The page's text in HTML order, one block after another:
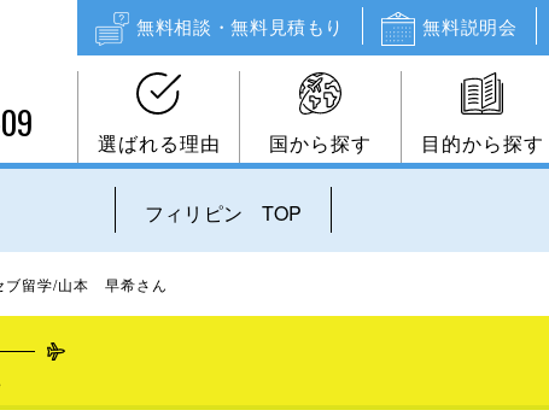
無料相談・無料見積もり 無料説明会
選ばれる理由 国から探す 目的から探す
フィリピン TOP
ブ留学/山本 早希さん